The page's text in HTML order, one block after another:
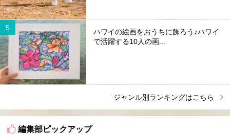
ハワイの絵画をおうちに飾ろう♪ハワイ
で活躍する10人の画...
ジャンル別ランキングはこちら
編集部ピックアップ